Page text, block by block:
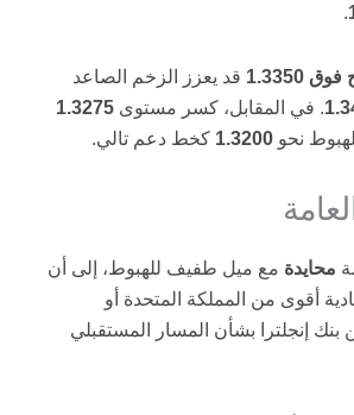
.
1.3350
قد يعزز الزخم الصاعد
. في المقابل، كسر مستوى 1.3275
نحو 1.3200 كخط دعم تالي.
محايدة مع ميل طفيف للهبوط، إلى أن
أقوى من المملكة المتحدة أو
إنجلترا بشأن المسار المستقبلي